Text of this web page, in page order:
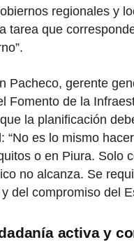
regionales y
tarea que
Pacheco, gerente
Fomento de la
la planificación
“No es lo mismo
o en Piura. Solo
no alcanza. Se
del compromiso del
activa y